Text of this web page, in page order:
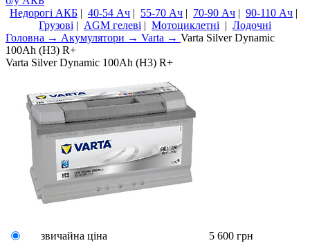
Недорогі АКБ | 40-54 Ач | 55-70 Ач | 70-90 Ач | 90-110 Ач |
Грузові | AGM гелеві | Мотоциклетні | Лодочні
Головна → Акумулятори → Varta → Varta Silver Dynamic
100Ah (H3) R+
Varta Silver Dynamic 100Ah (H3) R+
звичайна ціна 5 600 грн